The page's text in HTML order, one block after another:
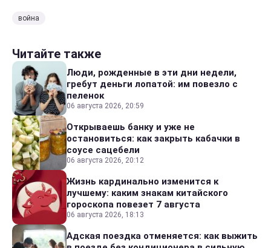
война
Читайте также
Люди, рожденные в эти дни недели,
гребут деньги лопатой: им повезло с
пеленок
06 августа 2026, 20:59
Открываешь банку и уже не
остановиться: как закрыть кабачки в
соусе сацебели
06 августа 2026, 20:12
Жизнь кардинально изменится к
лучшему: каким знакам китайского
гороскопа повезет 7 августа
06 августа 2026, 18:13
Адская поездка отменяется: как выжить